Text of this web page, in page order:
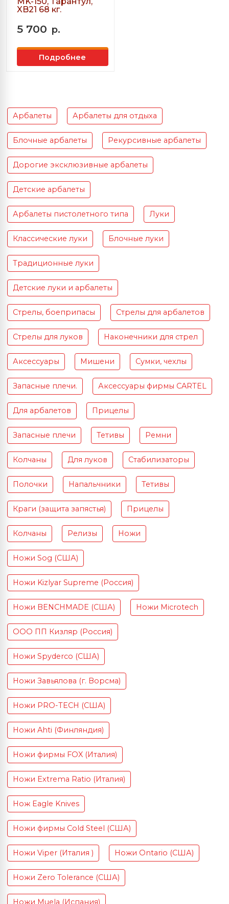
XB21 68 кг.
5 700 р.
Подробнее
Арбалеты Арбалеты для отдыха
Блочные арбалеты Рекурсивные арбалеты
Дорогие эксклюзивные арбалеты
Детские арбалеты
Арбалеты пистолетного типа Луки
Классические луки Блочные луки
Традиционные луки
Детские луки и арбалеты
Стрелы, боеприпасы Стрелы для арбалетов
Стрелы для луков Наконечники для стрел
Аксессуары Мишени Сумки, чехлы
Запасные плечи. Аксессуары фирмы CARTEL
Для арбалетов Прицелы
Запасные плечи Тетивы Ремни
Колчаны Для луков Стабилизаторы
Полочки Напальчники Тетивы
Краги (защита запястья) Прицелы
Колчаны Релизы Ножи
Ножи Sog (США)
Ножи Kizlyar Supreme (Россия)
Ножи BENCHMADE (США) Ножи Microtech
ООО ПП Кизляр (Россия)
Ножи Spyderco (США)
Ножи Завьялова (г. Ворсма)
Ножи PRO-TECH (США)
Ножи Ahti (Финляндия)
Ножи фирмы FOX (Италия)
Ножи Extrema Ratio (Италия)
Нож Eagle Knives
Ножи фирмы Cold Steel (США)
Ножи Viper (Италия ) Ножи Ontario (США)
Ножи Zero Tolerance (США)
Ножи Muela (Испания)